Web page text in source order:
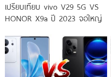
เปรียบเทียบ vivo V29 5G VS
HONOR X9a ปี 2023 จอใหญ่